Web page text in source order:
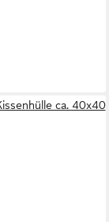
ca. 40x40